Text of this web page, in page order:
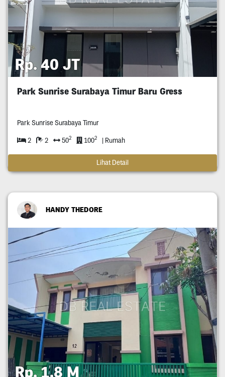
Rp. 40 JT
Park Sunrise Surabaya Timur Baru Gress
Park Sunrise Surabaya Timur
2 2 502 1002 | Rumah
Lihat Detail
HANDY THEDORE
Rp. 1,8 M